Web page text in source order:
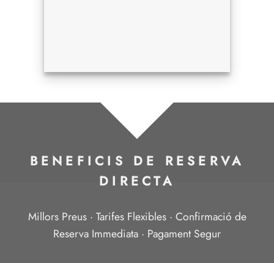
BENEFICIS DE RESERVA
DIRECTA
Millors Preus · Tarifes Flexibles · Confirmació de
Reserva Immediata · Pagament Segur